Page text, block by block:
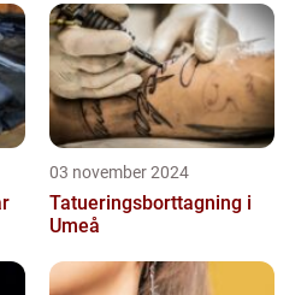
03 november 2024
Tatueringsborttagning i
Umeå